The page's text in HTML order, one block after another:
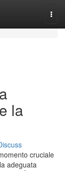
la
cruciale
adeguata